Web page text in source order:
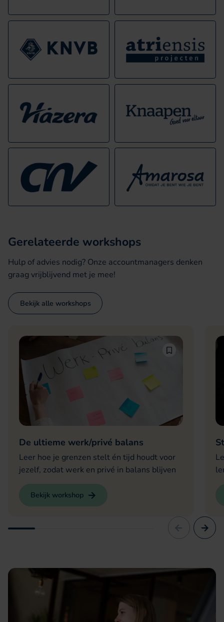
Gerelateerde workshops
Hulp of advies nodig? Onze accountmanagers denken
graag vrijblijvend met je mee!
Bekijk alle workshops
De ultieme werk/privé balans
Leer hoe je grenzen stelt én tijd houdt voor
jezelf, zodat werk en privé in balans blijven
Bekijk workshop